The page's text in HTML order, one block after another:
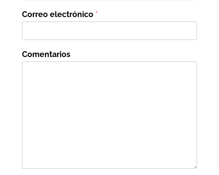
Correo electrónico *
Comentarios